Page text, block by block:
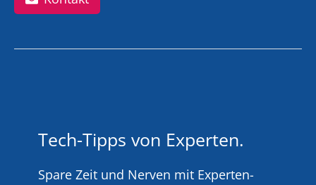
Tech-Tipps von Experten.
Spare Zeit und Nerven mit Experten-